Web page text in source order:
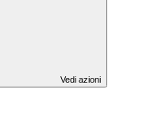
Vedi azioni